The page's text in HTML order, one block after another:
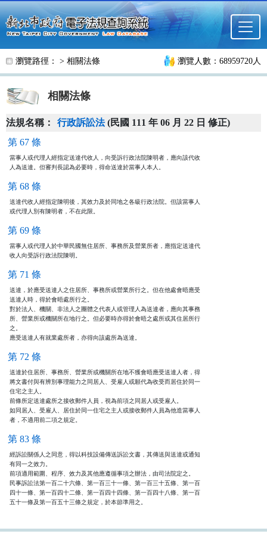
跳至主要內容
瀏覽路徑： > 相關法條 瀏覽人數：68959720人
相關法條
法規名稱： 行政訴訟法(民國 111 年 06 月 22 日 修正)
第 67 條
當事人或代理人經指定送達代收人，向受訴行政法院陳明者，應向該代收
人為送達。但審判長認為必要時，得命送達於當事人本人。
第 68 條
送達代收人經指定陳明後，其效力及於同地之各級行政法院。但該當事人
或代理人別有陳明者，不在此限。
第 69 條
當事人或代理人於中華民國無住居所、事務所及營業所者，應指定送達代
收人向受訴行政法院陳明。
第 71 條
送達，於應受送達人之住居所、事務所或營業所行之。但在他處會晤應受
送達人時，得於會晤處所行之。
對於法人、機關、非法人之團體之代表人或管理人為送達者，應向其事務
所、營業所或機關所在地行之。但必要時亦得於會晤之處所或其住居所行
之。
應受送達人有就業處所者，亦得向該處所為送達。
第 72 條
送達於住居所、事務所、營業所或機關所在地不獲會晤應受送達人者，得
將文書付與有辨別事理能力之同居人、受雇人或願代為收受而居住於同一
住宅之主人。
前條所定送達處所之接收郵件人員，視為前項之同居人或受雇人。
如同居人、受雇人、居住於同一住宅之主人或接收郵件人員為他造當事人
者，不適用前二項之規定。
第 83 條
經訴訟關係人之同意，得以科技設備傳送訴訟文書，其傳送與送達或通知
有同一之效力。
前項適用範圍、程序、效力及其他應遵循事項之辦法，由司法院定之。
民事訴訟法第一百二十六條、第一百三十一條、第一百三十五條、第一百
四十一條、第一百四十二條、第一百四十四條、第一百四十八條、第一百
五十一條及第一百五十三條之規定，於本節準用之。